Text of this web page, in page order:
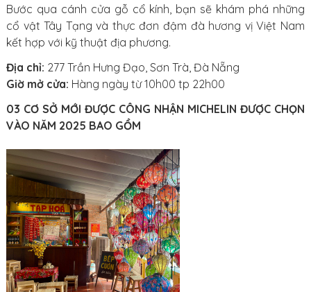
Bước qua cánh cửa gỗ cổ kính, bạn sẽ khám phá những
cổ vật Tây Tạng và thực đơn đậm đà hương vị Việt Nam
kết hợp với kỹ thuật địa phương.
Địa chỉ: 277 Trần Hưng Đạo, Sơn Trà, Đà Nẵng
Giờ mở cửa: Hàng ngày từ 10h00 tp 22h00
03 CƠ SỞ MỚI ĐƯỢC CÔNG NHẬN MICHELIN ĐƯỢC CHỌN
VÀO NĂM 2025 BAO GỒM